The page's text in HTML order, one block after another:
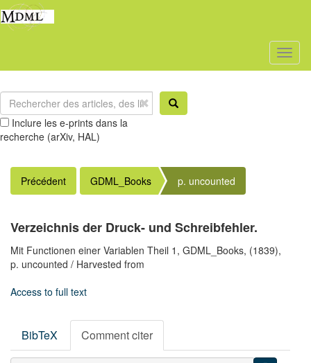
Inclure les e-prints dans la
recherche (arXiv, HAL)
Précédent GDML_Books p. uncounted
Verzeichnis der Druck- und Schreibfehler.
Mit Functionen einer Variablen Theil 1, GDML_Books, (1839),
p. uncounted / Harvested from
Access to full text
BibTeX Comment citer